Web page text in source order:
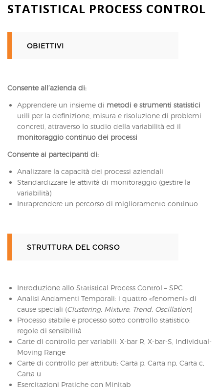
STATISTICAL PROCESS CONTROL
OBIETTIVI
Consente all’azienda di:
Apprendere un insieme di metodi e strumenti statistici
utili per la definizione, misura e risoluzione di problemi
concreti, attraverso lo studio della variabilità ed il
monitoraggio continuo dei processi
Consente ai partecipanti di:
Analizzare la capacità dei processi aziendali
Standardizzare le attività di monitoraggio (gestire la
variabilità)
Intraprendere un percorso di miglioramento continuo
STRUTTURA DEL CORSO
Introduzione allo Statistical Process Control – SPC
Analisi Andamenti Temporali: i quattro «fenomeni» di
cause speciali (Clustering, Mixture, Trend, Oscillation)
Processo stabile e processo sotto controllo statistico:
regole di sensibilità
Carte di controllo per variabili: X-bar R, X-bar-S, Individual-
Moving Range
Carte di controllo per attributi: Carta p, Carta np, Carta c,
Carta u
Esercitazioni Pratiche con Minitab